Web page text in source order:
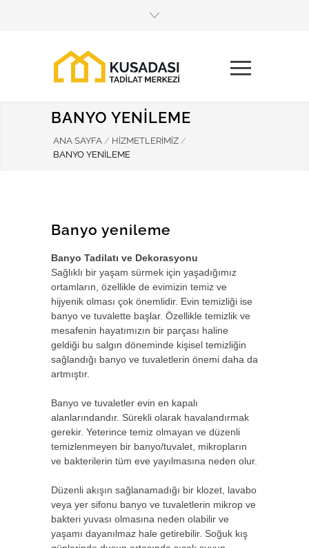
Mobil Menüyü Aç
Mobil Menüyü Aç
BANYO YENILEME
ANA SAYFA / HIZMETLERIMIZ /
BANYO YENILEME
Banyo yenileme
Banyo Tadilatı ve Dekorasyonu
Sağlıklı bir yaşam sürmek için yaşadığımız
ortamların, özellikle de evimizin temiz ve
hijyenik olması çok önemlidir. Evin temizliği ise
banyo ve tuvalette başlar. Özellikle temizlik ve
mesafenin hayatımızın bir parçası haline
geldiği bu salgın döneminde kişisel temizliğin
sağlandığı banyo ve tuvaletlerin önemi daha da
artmıştır.
Banyo ve tuvaletler evin en kapalı
alanlarındandır. Sürekli olarak havalandırmak
gerekir. Yeterince temiz olmayan ve düzenli
temizlenmeyen bir banyo/tuvalet, mikropların
ve bakterilerin tüm eve yayılmasına neden olur.
Düzenli akışın sağlanamadığı bir klozet, lavabo
veya yer sifonu banyo ve tuvaletlerin mikrop ve
bakteri yuvası olmasına neden olabilir ve
yaşamı dayanılmaz hale getirebilir. Soğuk kış